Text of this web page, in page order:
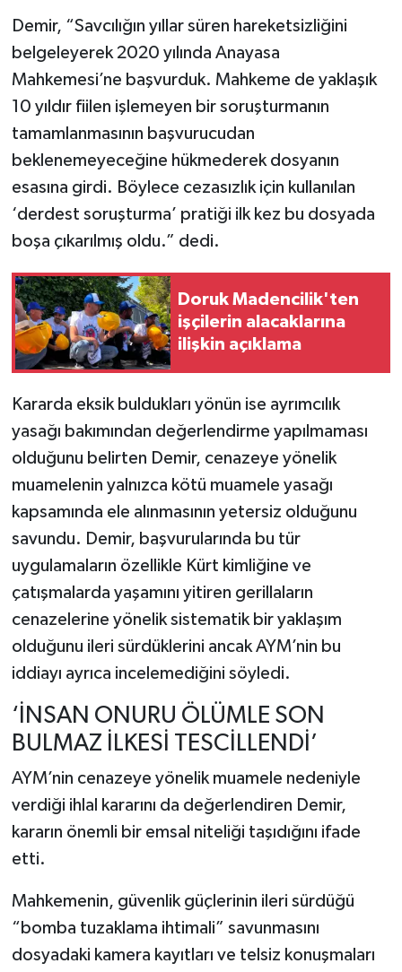
Demir, “Savcılığın yıllar süren hareketsizliğini
belgeleyerek 2020 yılında Anayasa
Mahkemesi’ne başvurduk. Mahkeme de yaklaşık
10 yıldır fiilen işlemeyen bir soruşturmanın
tamamlanmasının başvurucudan
beklenemeyeceğine hükmederek dosyanın
esasına girdi. Böylece cezasızlık için kullanılan
‘derdest soruşturma’ pratiği ilk kez bu dosyada
boşa çıkarılmış oldu.” dedi.
Doruk Madencilik'ten
işçilerin alacaklarına
ilişkin açıklama
Kararda eksik buldukları yönün ise ayrımcılık
yasağı bakımından değerlendirme yapılmaması
olduğunu belirten Demir, cenazeye yönelik
muamelenin yalnızca kötü muamele yasağı
kapsamında ele alınmasının yetersiz olduğunu
savundu. Demir, başvurularında bu tür
uygulamaların özellikle Kürt kimliğine ve
çatışmalarda yaşamını yitiren gerillaların
cenazelerine yönelik sistematik bir yaklaşım
olduğunu ileri sürdüklerini ancak AYM’nin bu
iddiayı ayrıca incelemediğini söyledi.
‘İNSAN ONURU ÖLÜMLE SON
BULMAZ İLKESİ TESCİLLENDİ’
AYM’nin cenazeye yönelik muamele nedeniyle
verdiği ihlal kararını da değerlendiren Demir,
kararın önemli bir emsal niteliği taşıdığını ifade
etti.
Mahkemenin, güvenlik güçlerinin ileri sürdüğü
“bomba tuzaklama ihtimali” savunmasını
dosyadaki kamera kayıtları ve telsiz konuşmaları